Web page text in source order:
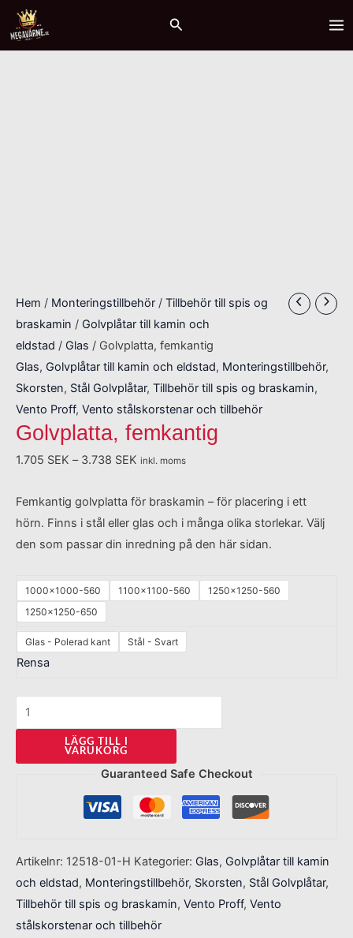
Hoppa
innehåll
Sök
Hem / Monteringstillbehör / Tillbehör till spis og
braskamin / Golvplåtar till kamin och
eldstad / Glas / Golvplatta, femkantig
Glas, Golvplåtar till kamin och eldstad, Monteringstillbehör,
Skorsten, Stål Golvplåtar, Tillbehör till spis og braskamin,
Vento Proff, Vento stålskorstenar och tillbehör
Golvplatta, femkantig
1.705 SEK – 3.738 SEK inkl. moms
Femkantig golvplatta för braskamin – för placering i ett
hörn. Finns i stål eller glas och i många olika storlekar. Välj
den som passar din inredning på den här sidan.
1000x1000-560 1100x1100-560
1250x1250-560
1250x1250-650
Glas - Polerad kant Stål - Svart
Rensa
Golvplatta,
femkantig
mängd
LÄGG TILL I
VARUKORG
Guaranteed Safe Checkout
Artikelnr: 12518-01-H Kategorier: Glas, Golvplåtar till kamin
och eldstad, Monteringstillbehör, Skorsten, Stål Golvplåtar,
Tillbehör till spis og braskamin, Vento Proff, Vento
stålskorstenar och tillbehör